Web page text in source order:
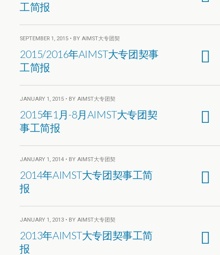
工简报
SEPTEMBER 1, 2015 • BY AIMST大专团契
2015/2016年AIMST大专团契事
工简报
JANUARY 1, 2015 • BY AIMST大专团契
2015年1月-8月AIMST大专团契
事工简报
JANUARY 1, 2014 • BY AIMST大专团契
2014年AIMST大专团契事工简
报
JANUARY 1, 2013 • BY AIMST大专团契
2013年AIMST大专团契事工简
报